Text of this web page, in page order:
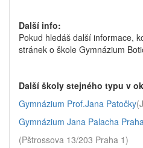
Další info:
Pokud hledáš další informace,
stránek o škole Gymnázium
Další školy stejného typu v
Gymnázium Prof.Jana Patočky
Gymnázium Jana Palacha
(Pštrossova 13/203 Praha 1)